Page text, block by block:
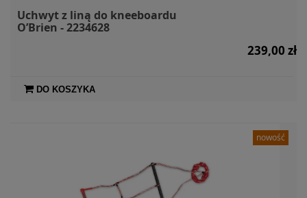
Uchwyt z liną do kneeboardu
O’Brien - 2234628
239,00 zł
DO KOSZYKA
nowość